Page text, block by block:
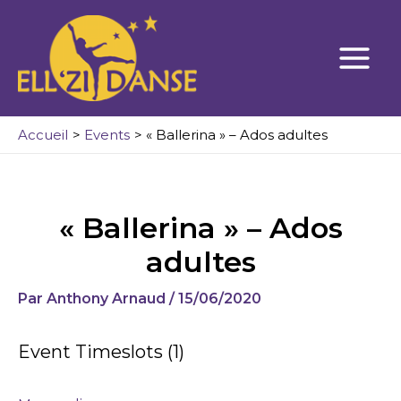
contenu
Accueil Events « Ballerina » – Ados adultes
« Ballerina » – Ados
adultes
Par Anthony Arnaud /15/06/2020
Event Timeslots (1)